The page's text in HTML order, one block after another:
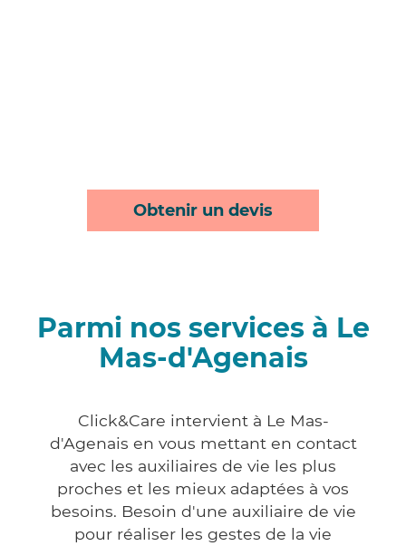
Obtenir un devis
Parmi nos services à Le
Mas-d'Agenais
Click&Care intervient à Le Mas-
d'Agenais en vous mettant en contact
avec les auxiliaires de vie les plus
proches et les mieux adaptées à vos
besoins. Besoin d'une auxiliaire de vie
pour réaliser les gestes de la vie